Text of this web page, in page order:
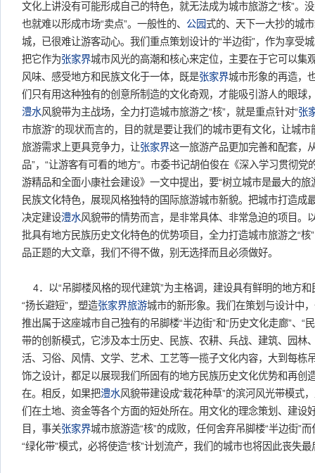
文化上讲没有可能形成自己的特色，就无法成为城市旅游之“核”。
也就难以形成市场“卖点”。一般性的、 公园式的、天下一大抄的城
城，已很难让游客动心。我们重点策划设计的“半边街”，作为享受
把它作为张家界城市风光的高潮和核心来定位，主要在于它可以集
风味、感受地方和民族文化于一体，既是张家界城市形象的再造，
们只有用这种独有的创意所制造的文化奇观，才能吸引游人的眼球
澧水风貌带为主战场，全力打造城市旅游之“核”，就是重点针对“张
市旅游”的现状而言的，目的就是要让我们的城市更有文化，让城
旅游需求上更具竞争力，让张家界这一旅游产品更加完善和配套，
品”，“让游客有可看的地方”。市委书记胡伯俊在《深入学习贯彻
游精品和全面小康社会建设》一文中提出，要“树立城市是最大的旅
民族文化特色，展现风格独特的国际旅游城市新貌。把城市打造成
决定建设澧水风貌带的情势而言，是非常具体、非常急迫的项目。
批具有地方民族历史文化特色的优势项目，全力打造城市旅游之“核
品正题的大文章，我们不得不做，别无选择而且必须做好。
4．以“吊脚楼风格的现代建筑”为主格调，建设具有鲜明的地方和
“扬长避短”，塑造张家界旅游城市的新形象。我们在策划与设计中
推出属于这座城市自己独有的吊脚楼“半边街”和“历史文化走廊”、“
带的创新模式，它涉及本士历史、民族、农耕、兵战、建筑、园林
活、习俗、风情、文学、艺术、工艺等一揽子文化内容，大到每栋
饰之设计，都足以展现我们所固有的地方民族历史文化优势和再创
在。相反，如果把澧水风貌带建设成“栽花种草”的滨河风光带模式
们在土地、资金等各个方面的短处所在。用文化的理念策划、建设
目，事关张家界城市旅游造“核”的成败，任何舍弃吊脚楼“半边街”
“绿化带”模式，必将使造“核”计划流产，我们的城市也将因此丧失最